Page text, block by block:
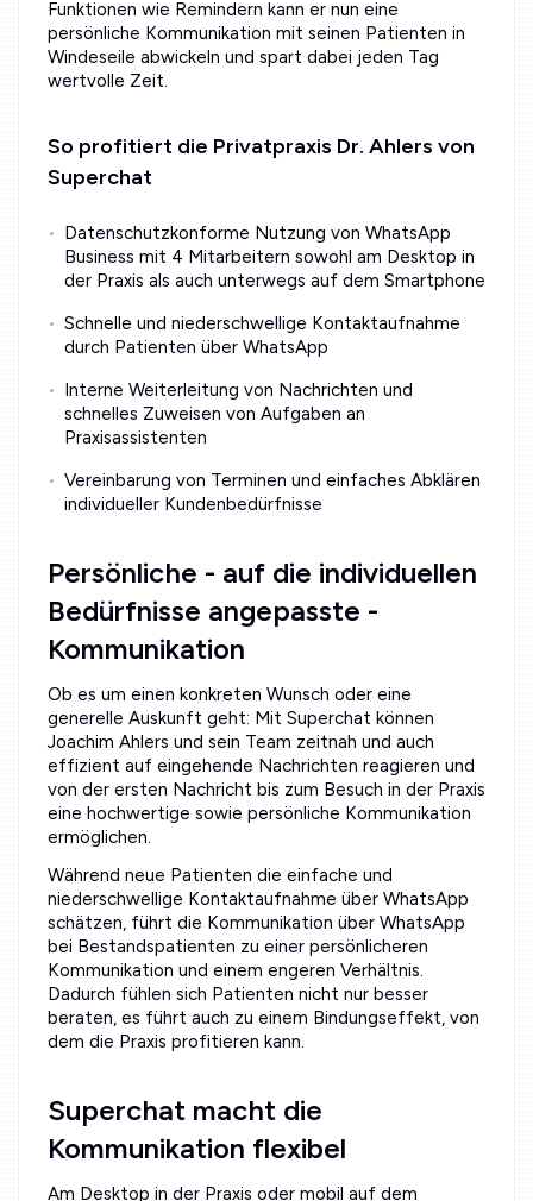
Funktionen wie Remindern kann er nun eine
persönliche Kommunikation mit seinen Patienten in
Windeseile abwickeln und spart dabei jeden Tag
wertvolle Zeit.
So profitiert die Privatpraxis Dr. Ahlers von
Superchat
Datenschutzkonforme Nutzung von WhatsApp
Business mit 4 Mitarbeitern sowohl am Desktop in
der Praxis als auch unterwegs auf dem Smartphone
Schnelle und niederschwellige Kontaktaufnahme
durch Patienten über WhatsApp
Interne Weiterleitung von Nachrichten und
schnelles Zuweisen von Aufgaben an
Praxisassistenten
Vereinbarung von Terminen und einfaches Abklären
individueller Kundenbedürfnisse
Persönliche - auf die individuellen
Bedürfnisse angepasste -
Kommunikation
Ob es um einen konkreten Wunsch oder eine
generelle Auskunft geht: Mit Superchat können
Joachim Ahlers und sein Team zeitnah und auch
effizient auf eingehende Nachrichten reagieren und
von der ersten Nachricht bis zum Besuch in der Praxis
eine hochwertige sowie persönliche Kommunikation
ermöglichen.
Während neue Patienten die einfache und
niederschwellige Kontaktaufnahme über WhatsApp
schätzen, führt die Kommunikation über WhatsApp
bei Bestandspatienten zu einer persönlicheren
Kommunikation und einem engeren Verhältnis.
Dadurch fühlen sich Patienten nicht nur besser
beraten, es führt auch zu einem Bindungseffekt, von
dem die Praxis profitieren kann.
Superchat macht die
Kommunikation flexibel
Am Desktop in der Praxis oder mobil auf dem